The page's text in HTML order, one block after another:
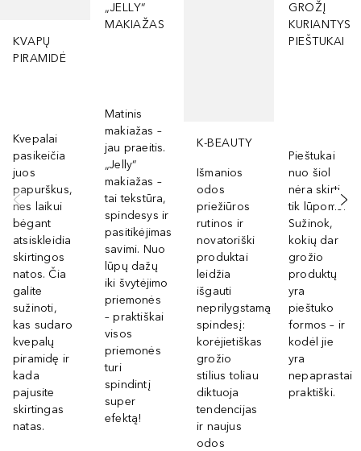
KVAPŲ
PIRAMIDĖ
Kvepalai
pasikeičia
juos
papurškus,
nes laikui
bėgant
atsiskleidia
skirtingos
natos. Čia
galite
sužinoti,
kas sudaro
kvepalų
piramidę ir
kada
pajusite
skirtingas
natas.
„JELLY“
MAKIAŽAS
Matinis
makiažas –
jau praeitis.
„Jelly“
makiažas –
tai tekstūra,
spindesys ir
pasitikėjimas
savimi. Nuo
lūpų dažų
iki švytėjimo
priemonės
– praktiškai
visos
priemonės
turi
spindintį
super
efektą!
K-BEAUTY
Išmanios
odos
priežiūros
rutinos ir
novatoriški
produktai
leidžia
išgauti
neprilygstamą
spindesį:
korėjietiškas
grožio
stilius toliau
diktuoja
tendencijas
ir naujus
odos
GROŽĮ
KURIANTYS
PIEŠTUKAI
Pieštukai
nuo šiol
nėra skirti
tik lūpoms!
Sužinok,
kokių dar
grožio
produktų
yra
pieštuko
formos – ir
kodėl jie
yra
nepaprastai
praktiški.